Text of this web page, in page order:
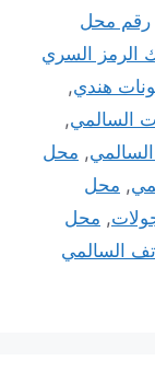
رقم محل
الرمز السري
هندي,
السالمي,
, محل
, محل
, محل
السالمي